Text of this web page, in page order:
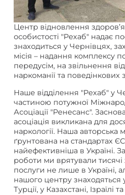
Центр відновлення
особистості "Рехаб" надає
знаходиться у Чернівцях,
місія – надання комплексу
передусім, на звільнення
наркоманії та поведінкових
Наше відділення "Рехаб" у
частиною потужної
Асоціації "Ренесанс".
асоціація викликана для
наркології. Наша авторська
ґрунтована на стандартах
найефективніша в Україні.
роботи ми врятували
послуги не лише в Україні,
нашого центру знаходяться
Турції, у Казахстані, Ізраїлі